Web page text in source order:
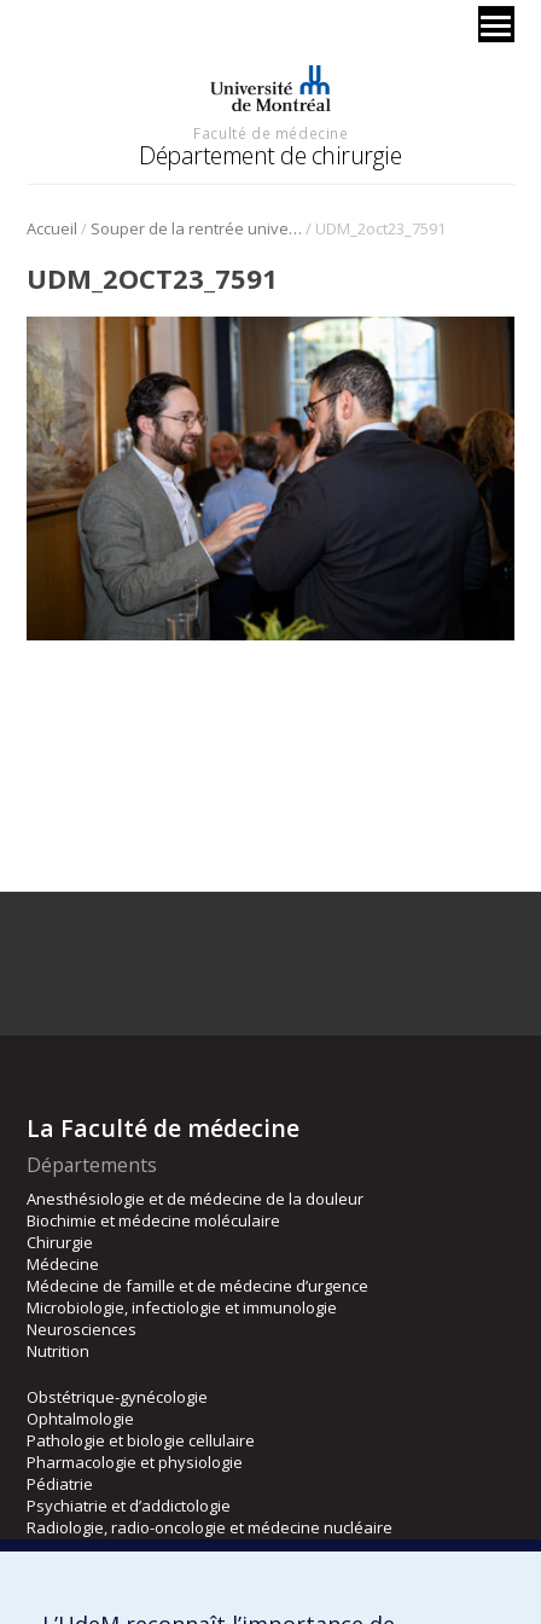
Faculté de médecine
Département de chirurgie
Accueil / Souper de la rentrée universitaire du 2 octobre 2023 / UDM_2oct23_7591
UDM_2OCT23_7591
La Faculté de médecine
Départements
Anesthésiologie et de médecine de la douleur
Biochimie et médecine moléculaire
Chirurgie
Médecine
Médecine de famille et de médecine d’urgence
Microbiologie, infectiologie et immunologie
Neurosciences
Nutrition
Obstétrique-gynécologie
Ophtalmologie
Pathologie et biologie cellulaire
Pharmacologie et physiologie
Pédiatrie
Psychiatrie et d’addictologie
Radiologie, radio-oncologie et médecine nucléaire